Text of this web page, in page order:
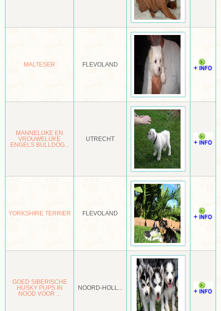
LANCASHIRE HEELER
LANGHARIGE SCHOTSE HERDER
LEEUWHONDJE
LHASA APSO
MASTIFF
MASTIN ESPANOL
MALTESER FLEVOLAND
MANNELIJKE EN
VROUWELIJKE
ENGELS BULLDOG...
UTRECHT
YORKSHIRE TERRIER FLEVOLAND
GOED SIBERISCHE
HUSKY PUPS IN
NOOD VOOR ...
NOORD-HOLL...